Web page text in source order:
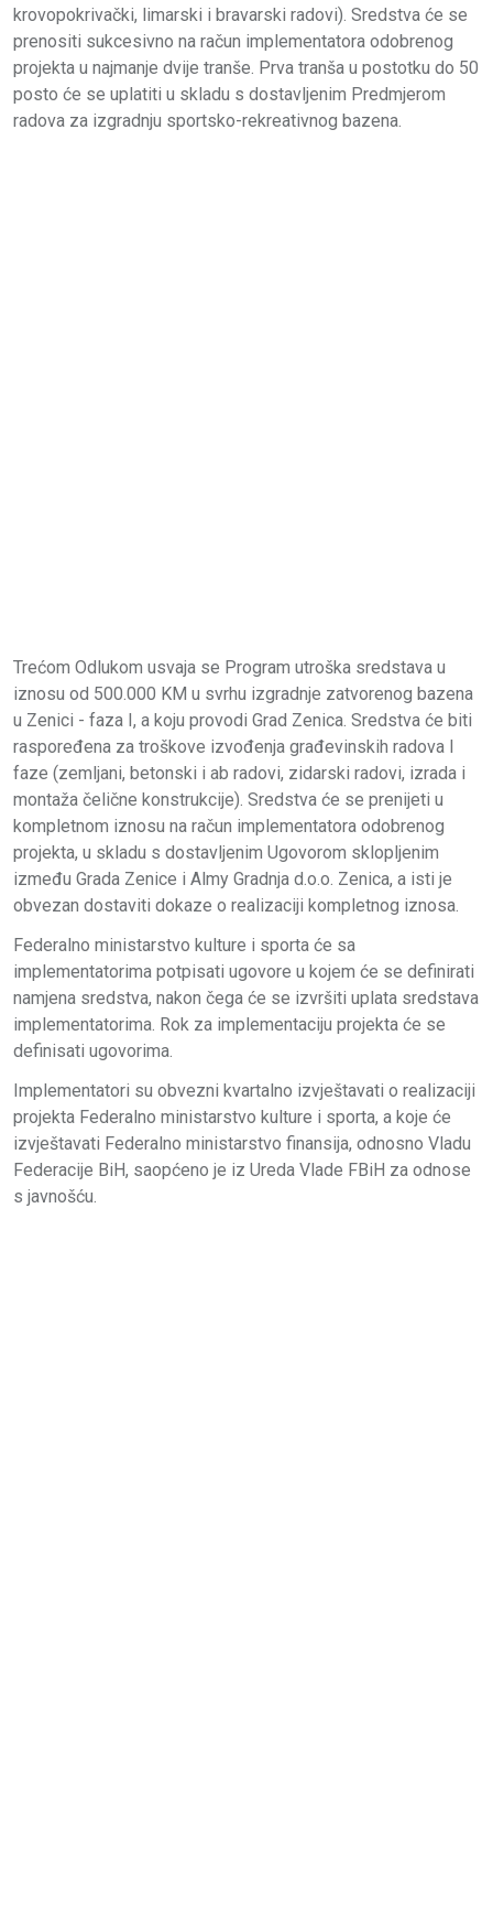
krovopokrivački, limarski i bravarski radovi). Sredstva će se
prenositi sukcesivno na račun implementatora odobrenog
projekta u najmanje dvije tranše. Prva tranša u postotku do 50
posto će se uplatiti u skladu s dostavljenim Predmjerom
radova za izgradnju sportsko-rekreativnog bazena.
Trećom Odlukom usvaja se Program utroška sredstava u
iznosu od 500.000 KM u svrhu izgradnje zatvorenog bazena
u Zenici - faza I, a koju provodi Grad Zenica. Sredstva će biti
raspoređena za troškove izvođenja građevinskih radova I
faze (zemljani, betonski i ab radovi, zidarski radovi, izrada i
montaža čelične konstrukcije). Sredstva će se prenijeti u
kompletnom iznosu na račun implementatora odobrenog
projekta, u skladu s dostavljenim Ugovorom sklopljenim
između Grada Zenice i Almy Gradnja d.o.o. Zenica, a isti je
obvezan dostaviti dokaze o realizaciji kompletnog iznosa.
Federalno ministarstvo kulture i sporta će sa
implementatorima potpisati ugovore u kojem će se definirati
namjena sredstva, nakon čega će se izvršiti uplata sredstava
implementatorima. Rok za implementaciju projekta će se
definisati ugovorima.
Implementatori su obvezni kvartalno izvještavati o realizaciji
projekta Federalno ministarstvo kulture i sporta, a koje će
izvještavati Federalno ministarstvo finansija, odnosno Vladu
Federacije BiH, saopćeno je iz Ureda Vlade FBiH za odnose
s javnošću.